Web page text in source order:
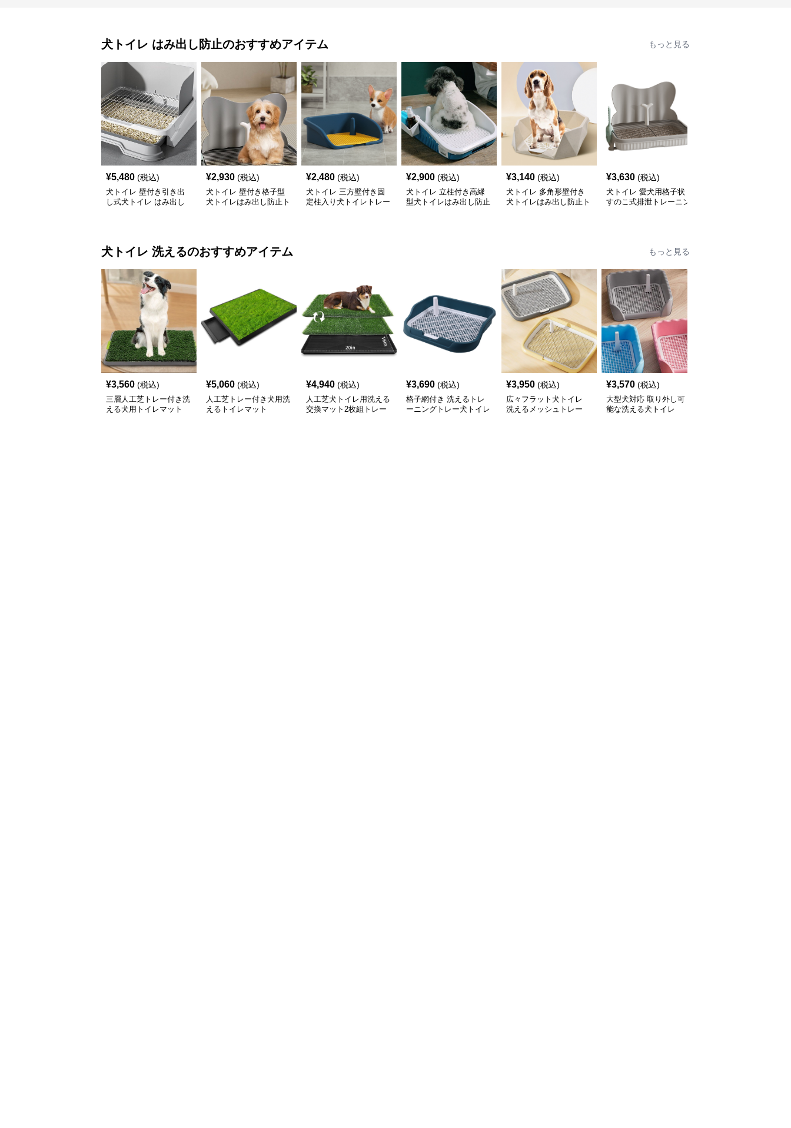
犬トイレ はみ出し防止のおすすめアイテム もっと見る
¥5,480 (税込)
犬トイレ 壁付き引き出
し式犬トイレ はみ出し
¥2,930 (税込)
犬トイレ 壁付き格子型
犬トイレはみ出し防止ト
¥2,480 (税込)
犬トイレ 三方壁付き固
定柱入り犬トイレトレー
¥2,900 (税込)
犬トイレ 立柱付き高縁
型犬トイレはみ出し防止
¥3,140 (税込)
犬トイレ 多角形壁付き
犬トイレはみ出し防止ト
¥3,630 (税込)
犬トイレ 愛犬用格子状
すのこ式排泄トレーニン
犬トイレ 洗えるのおすすめアイテム もっと見る
¥3,560 (税込)
三層人工芝トレー付き洗
える犬用トイレマット
¥5,060 (税込)
人工芝トレー付き犬用洗
えるトイレマット
¥4,940 (税込)
人工芝犬トイレ用洗える
交換マット2枚組トレー
¥3,690 (税込)
格子網付き 洗えるトレ
ーニングトレー犬トイレ
¥3,950 (税込)
広々フラット犬トイレ
洗えるメッシュトレー
¥3,570 (税込)
大型犬対応 取り外し可
能な洗える犬トイレ